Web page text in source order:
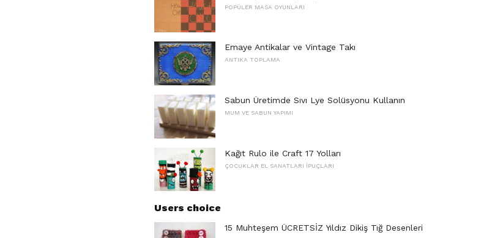
POPÜLER MASA OYUNLARI
Emaye Antikalar ve Vintage Takı
ANTIKA TOPLAMA
Sabun Üretimde Sıvı Lye Solüsyonu Kullanın
MUM VE SABUN YAPIMI
Kağıt Rulo ile Craft 17 Yolları
ÇOCUKLAR EL SANATLARI İPUÇLARI
Users choice
15 Muhteşem ÜCRETSİZ Yıldız Dikiş Tığ Desenleri